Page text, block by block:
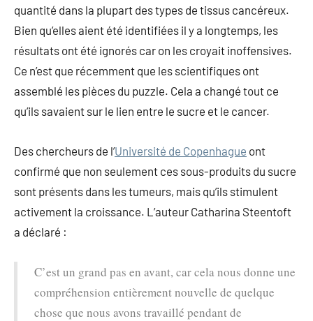
quantité dans la plupart des types de tissus cancéreux.
Bien qu’elles aient été identifiées il y a longtemps, les
résultats ont été ignorés car on les croyait inoffensives.
Ce n’est que récemment que les scientifiques ont
assemblé les pièces du puzzle. Cela a changé tout ce
qu’ils savaient sur le lien entre le sucre et le cancer.
Des chercheurs de l’Université de Copenhague ont
confirmé que non seulement ces sous-produits du sucre
sont présents dans les tumeurs, mais qu’ils stimulent
activement la croissance. L’auteur Catharina Steentoft
a déclaré :
C’est un grand pas en avant, car cela nous donne une
compréhension entièrement nouvelle de quelque
chose que nous avons travaillé pendant de